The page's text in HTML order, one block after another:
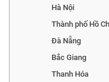
Hà Nội
Thành phố Hồ
Đà Nẵng
Bắc Giang
Thanh Hóa